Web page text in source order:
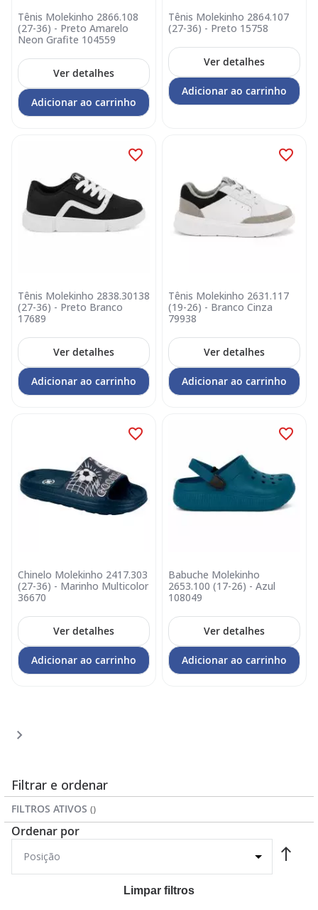
Tênis Molekinho 2866.108
(27-36) - Preto Amarelo
Neon Grafite 104559
Ver detalhes
Adicionar ao carrinho
Tênis Molekinho 2864.107
(27-36) - Preto 15758
Ver detalhes
Adicionar ao carrinho
Tênis Molekinho 2838.30138
(27-36) - Preto Branco
17689
Ver detalhes
Adicionar ao carrinho
Tênis Molekinho 2631.117
(19-26) - Branco Cinza
79938
Ver detalhes
Adicionar ao carrinho
Chinelo Molekinho 2417.303
(27-36) - Marinho Multicolor
36670
Ver detalhes
Adicionar ao carrinho
Babuche Molekinho
2653.100 (17-26) - Azul
108049
Ver detalhes
Adicionar ao carrinho
Você
esta
pagina
2
Filtrar e ordenar
FILTROS ATIVOS
Ordenar por
Limpar filtros